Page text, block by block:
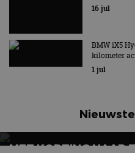
16 jul
BMW iX5
kilometer
1 jul
MET KORTING NAAR